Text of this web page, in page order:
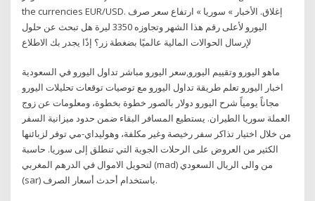
the currencies EUR/USD. إغلاق. الأخبار » سوريا » ارتفاع سعر صرف
اليورو لأعلى رقم هذا الشهر وتجاوزه 3350 ليرة هل تبحث عن حلول
ماهو اليورو وتقييم اليورو,سعر اليورو مباشر تداول اليورو في السعودية
اخبار اليورو تعلم طريقة تداول اليورو مع توصيات توقعات تحليلات اليورو
مجاناً يومياً شرح اليورو دولار بالصور خطوة بخطوة، ومعلومات عن زوج
العملة سوريا الطيران. يستطيع المسافر البقاء ضمن حدود ميزانية السفر
من خلال اختيار تذاكر سفر رخيصة وغير مكلفة، وهوليداي-مي توفر لزبائنها
الكثير من العروض على الرحلات الجوية التي تنطلق إلى سوريا. حاسبة
لتحويل الاموال في الدرهم المغربي (mad) من والى الريال السعودي
(sar) باستخدام أحدث أسعار الصرف.